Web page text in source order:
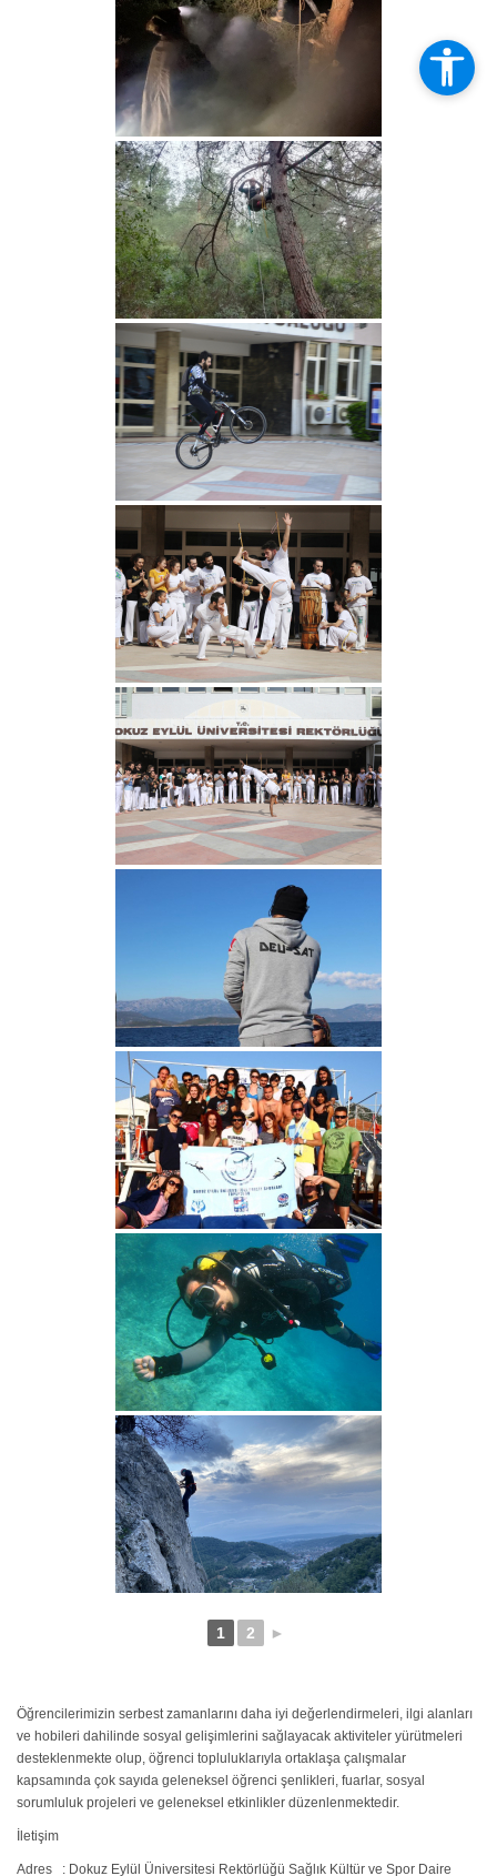
1 2 ►
Öğrencilerimizin serbest zamanlarını daha iyi değerlendirmeleri, ilgi alanları
ve hobileri dahilinde sosyal gelişimlerini sağlayacak aktiviteler yürütmeleri
desteklenmekte olup, öğrenci topluluklarıyla ortaklaşa çalışmalar
kapsamında çok sayıda geleneksel öğrenci şenlikleri, fuarlar, sosyal
sorumluluk projeleri ve geleneksel etkinlikler düzenlenmektedir.
İletişim
Adres : Dokuz Eylül Üniversitesi Rektörlüğü Sağlık Kültür ve Spor Daire